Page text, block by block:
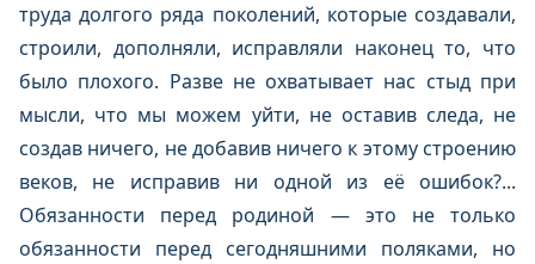
труда долгого ряда поколений, которые создавали,
строили, дополняли, исправляли наконец то, что
было плохого. Разве не охватывает нас стыд при
мысли, что мы можем уйти, не оставив следа, не
создав ничего, не добавив ничего к этому строению
веков, не исправив ни одной из её ошибок?...
Обязанности перед родиной — это не только
обязанности перед сегодняшними поляками, но